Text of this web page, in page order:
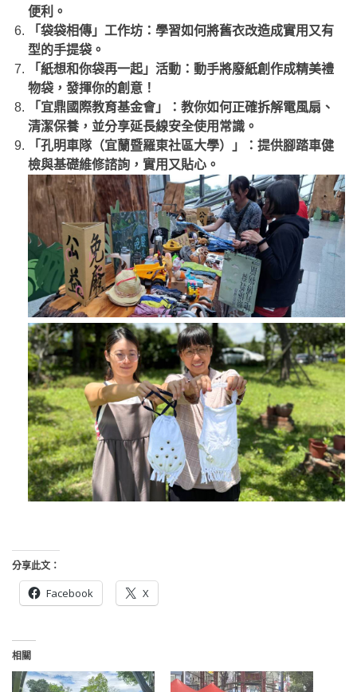
便利。
「袋袋相傳」工作坊：學習如何將舊衣改造成實用又有
型的手提袋。
「紙想和你袋再一起」活動：動手將廢紙創作成精美禮
物袋，發揮你的創意！
「宜鼎國際教育基金會」：教你如何正確拆解電風扇、
清潔保養，並分享延長線安全使用常識。
「孔明車隊（宜蘭暨羅東社區大學）」：提供腳踏車健
檢與基礎維修諮詢，實用又貼心。
分享此文：
Facebook X
相關